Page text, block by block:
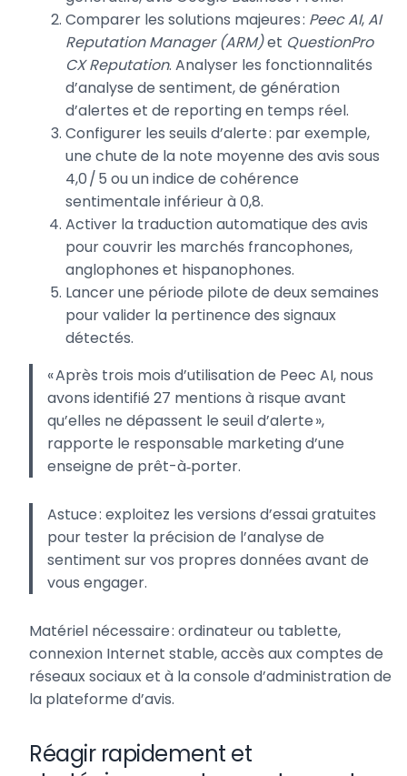
Comparer les solutions majeures : Peec AI,AI
Reputation Manager (ARM)et QuestionPro
CX Reputation. Analyser les fonctionnalités
d’analyse de sentiment, de génération
d’alertes et de reporting en temps réel.
Configurer les seuils d’alerte : par exemple,
une chute de la note moyenne des avis sous
4,0 / 5 ou un indice de cohérence
sentimentale inférieur à 0,8.
Activer la traduction automatique des avis
pour couvrir les marchés francophones,
anglophones et hispanophones.
Lancer une période pilote de deux semaines
pour valider la pertinence des signaux
détectés.
« Après trois mois d’utilisation de Peec AI, nous
avons identifié 27 mentions à risque avant
qu’elles ne dépassent le seuil d’alerte »,
rapporte le responsable marketing d’une
enseigne de prêt-à‑porter.
Astuce : exploitez les versions d’essai gratuites
pour tester la précision de l’analyse de
sentiment sur vos propres données avant de
vous engager.
Matériel nécessaire : ordinateur ou tablette,
connexion Internet stable, accès aux comptes de
réseaux sociaux et à la console d’administration de
la plateforme d’avis.
Réagir rapidement et